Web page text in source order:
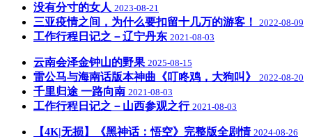
没有分寸的女人 2023-08-21
三亚疫情之间，为什么要扣留十几万的游客！ 2022-08-09
工作行程日记之－辽宁丹东 2021-08-03
云南会泽金钟山的野果 2025-08-15
雷公马与海南话版本神曲《叮咚鸡，大狗叫》 2022-08-20
千里归途 一路向南 2021-08-03
工作行程日记之－山西参观之行 2021-08-03
【4K|无损】《黑神话：悟空》完整版全剧情 2024-08-26